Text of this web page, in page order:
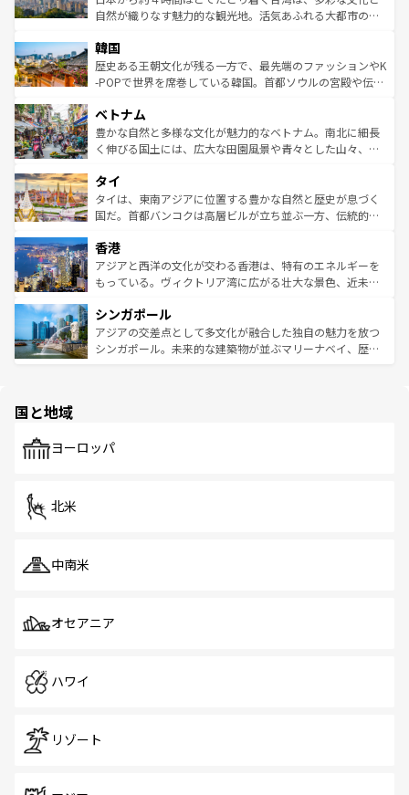
ク、伝統的なフラダンスなど、すべてがハワイの魅力を彩
ワイを、存分に味わってほしい。 なお、新着のハワイ情報
はコンテンツ一覧を参照してほしい。
ど、見どころがたくさん。また、カフェやワイン、オージ
いる。アクティビティも充実しており、サーフィンやダイ
ビング、ハイキングなど、アウトドア好きにはたまらな
い。オーストラリアの多彩な魅力を存分に味わいつくそ
参照してほしい。
自然が織りなす魅力的な観光地。活気あふれる大都市の台
ン）、静ひつな山岳地帯である台湾東部など、都市の喧騒
と山間の静けさが共存しており、訪れる人に新しい発見と
驚きをもたらしてくれる。また、奥深い台湾の食文化も魅
容にもいいと評判のスイーツなど、バラエティ豊かな料理
が味わえる。 なお、新着の台湾情報は コンテンツ一覧を参
照してほしい。
韓国
歴史ある王朝文化が残る一方で、最先端のファッションやK
-POPで世界を席巻している韓国。首都ソウルの宮殿や伝統
き、地方に足を延ばせば四季折々の自然美を楽しむことが
できる。そして、キムチや焼肉、絶品のストリートフード
まで、さまざまな韓国料理が待っている。夜には、韓国な
リティに包まれながら、韓国の多彩な魅力を心ゆくまで味
わってみてほしい。 なお、新着の韓国情報はコンテンツ一
覧を参照してほしい。
ベトナム
豊かな自然と多様な文化が魅力的なベトナム。南北に細長
く伸びる国土には、広大な田園風景や青々とした山々、世
急速な発展と共に伝統が息づく。ハノイの古い町並みやホ
ーチミン市のフランス統治時代の建物も、独特の雰囲気を
醸し出している。また、バラエティの豊かさとおいしさで
とつ。フォーやバインミー、ベトナムコーヒーなどは、ぜ
ひ現地で味わいたい。どの地域を訪れてもあたたかい人々
が旅行者を迎えてくれるので、きっと忘れられない旅にな
参照してほしい。
タイ
タイは、東南アジアに位置する豊かな自然と歴史が息づく
国だ。首都バンコクは高層ビルが立ち並ぶ一方、伝統的な
の活気が交差している。北部ではチェンマイなどの山岳地
帯で自然と触れ合い、南部ではプーケットやクラビの美し
いビーチでリゾート気分を楽しむことができる。タイ料理
激する。気候は一年中温暖で、どの季節にも異なる楽しみ
が待っている。親しみやすいタイの人々、仏教を中心とし
た文化、そして多様な観光資源が、訪れる旅人を魅了し続
香港
アジアと西洋の文化が交わる香港は、特有のエネルギーを
もっている。ヴィクトリア湾に広がる壮大な景色、近未来
み、どこを訪れても感動するはず。観光スポットが密集し
ており、効率よく見どころを回れるのも魅力。息をのむよ
うな絶景から文化的な体験まで、香港を存分に楽しみ尽く
シンガポール
アジアの交差点として多文化が融合した独自の魅力を放つ
シンガポール。未来的な建築物が並ぶマリーナベイ、歴史
で、ホーカーズは地元の風情を楽しめる外せないスポット
国と地域
ヨーロッパ
北米
中南米
オセアニア
ハワイ
リゾート